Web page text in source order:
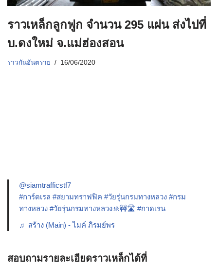
ราวเหล็กลูกฟูก จำนวน 295 แผ่น ส่งไปที่
บ.ดงใหม่ จ.แม่ฮ่องสอน
ราวกันอันตราย 16/06/2020
@siamtrafficstf7
#การ์ดเรล #สยามทราฟฟิค #วัยรุ่นกรมทางหลวง #กรม
ทางหลวง #วัยรุ่นกรมทางหลวง🚸🚧🛣️ #กาดเรน
♬ สร้าง (Main) - ไมค์ ภิรมย์พร
สอบถามรายละเอียดราวเหล็กได้ที่